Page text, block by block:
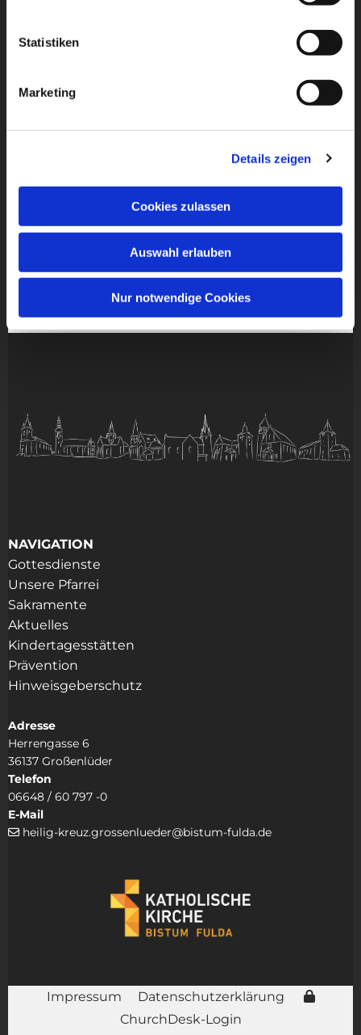
Statistiken
Marketing
Details zeigen
Cookies zulassen
Auswahl erlauben
Nur notwendige Cookies
NAVIGATION
Gottesdienste
Unsere Pfarrei
Sakramente
Aktuelles
Kindertagesstätten
Prävention
Hinweisgeberschutz
Adresse
Herrengasse 6
36137 Großenlüder
Telefon
06648 / 60 797 -0
E-Mail
 heilig-kreuz.grossenlueder@bistum-fulda.de
Impressum
Datenschutzerklärung
ChurchDesk-Login